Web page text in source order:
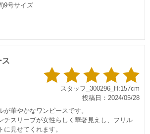
号サイズ
ス
スタッフ_300296_H:157cm
投稿日：2024/05/28
が華やかなワンピースです。
チスリーブが女性らしく華奢見えし、フリル
見せてくれます。